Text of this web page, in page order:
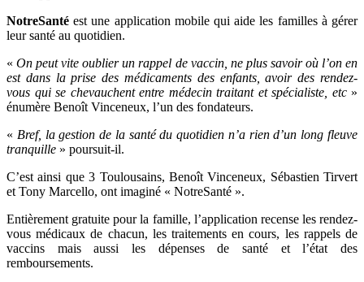
NotreSantéest une application mobile qui aide les familles à gérer
leur santé au quotidien.
«On peut vite oublier un rappel de vaccin, ne plus savoir où l’on en
est dans la prise des médicaments des enfants, avoir des rendez-
vous qui se chevauchent entre médecin traitant et spécialiste, etc»
énumère Benoît Vinceneux, l’un des fondateurs.
« Bref, la gestion de la santé du quotidien n’a rien d’un long fleuve
tranquille » poursuit-il.
C’est ainsi que 3 Toulousains, Benoît Vinceneux, Sébastien Tirvert
et Tony Marcello, ont imaginé « NotreSanté ».
Entièrement gratuite pour la famille, l’application recense les rendez-
vous médicaux de chacun, les traitements en cours, les rappels de
vaccins mais aussi les dépenses de santé et l’état des
remboursements.